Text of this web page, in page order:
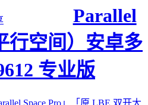
Parallel
行空间）安卓多
专业版
Space Pro」「原 LBE 双开大